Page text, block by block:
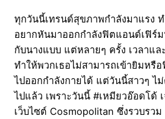
ทุกวันนี้เทรนด์สุขภาพกำลังมาแรง
อยากหันมาออกกำลังฟิตแอนด์เฟิร์
กับนางแบบ แต่หลายๆ ครั้ง เวลาแล
ทำให้พวกเธอไม่สามารถเข้ายิมหรือ
ไปออกกำลังกายได้ แต่วันนี้สาวๆ ไ
ไปแล้ว เพราะวันนี้ #เหมียวอ๊อดโด้
เว็บไซต์ Cosmopolitan ซึ่งรวบรว